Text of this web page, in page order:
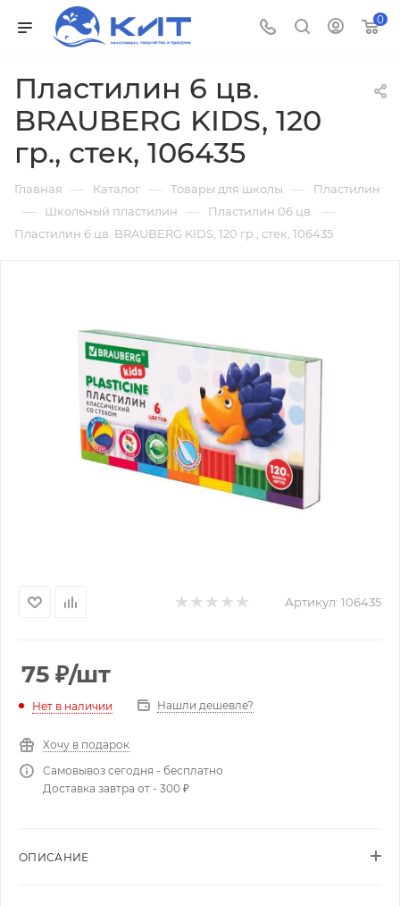
0
Пластилин 6 цв.
BRAUBERG KIDS, 120
гр., стек, 106435
Главная — Каталог — Товары для школы — Пластилин
— Школьный пластилин — Пластилин 06 цв. —
Пластилин 6 цв. BRAUBERG KIDS, 120 гр., стек, 106435
Артикул: 106435
75 ₽/шт
Нет в наличии Нашли дешевле?
Хочу в подарок
Самовывоз сегодня - бесплатно
Доставка завтра от - 300 ₽
ОПИСАНИЕ